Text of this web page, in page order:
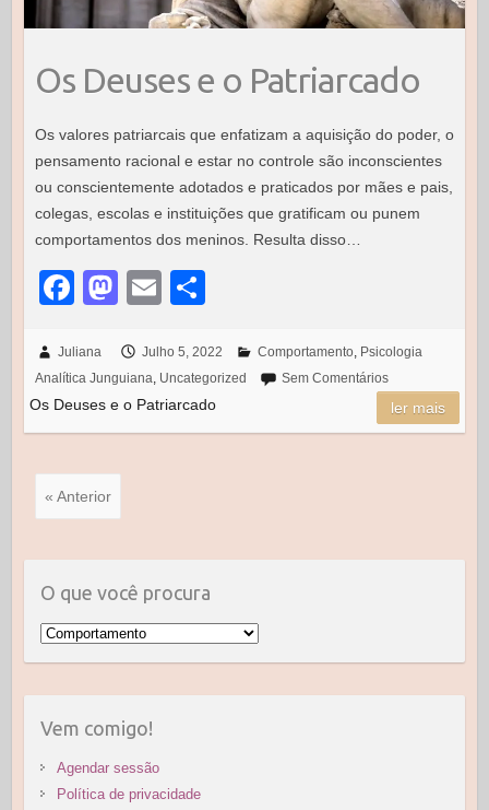
Os Deuses e o Patriarcado
Os valores patriarcais que enfatizam a aquisição do poder, o
pensamento racional e estar no controle são inconscientes
ou conscientemente adotados e praticados por mães e pais,
colegas, escolas e instituições que gratificam ou punem
comportamentos dos meninos. Resulta disso…
F
c
e
b
o
k
M
st
o
d
E
ail
S
ar
e
Juliana Julho 5, 2022 Comportamento, Psicologia
Analítica Junguiana Uncategorized Sem Comentários
Os Deuses e o Patriarcado ler mais
« Anterior
O que você procura
O
Vem comigo!
Agendar sessão
Política de privacidade